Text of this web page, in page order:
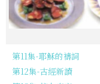
第11集-耶穌的禱詞
第12集-古經新讀